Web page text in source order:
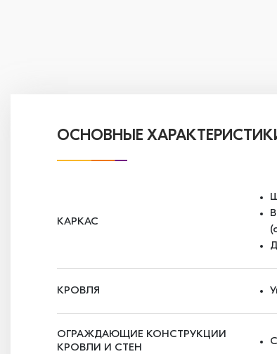
ОСНОВНЫЕ
КАРКАС
КРОВЛЯ
ОГРАЖДАЮЩИЕ КОНСТРУКЦИИ
КРОВЛИ И СТЕН